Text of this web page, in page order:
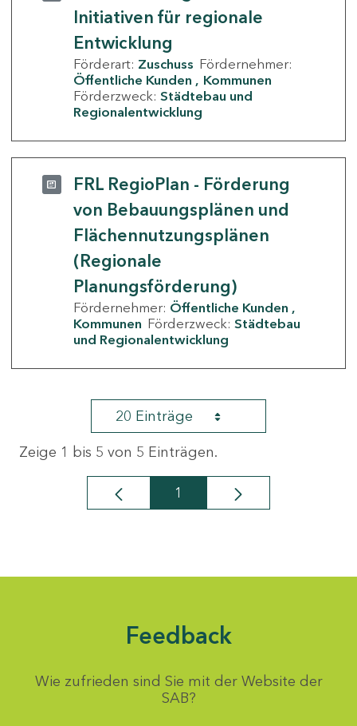
Initiativen für regionale
Entwicklung
Förderart: Zuschuss Fördernehmer:
Öffentliche Kunden
Kommunen
Förderzweck: Städtebau und
Regionalentwicklung
FRL RegioPlan - Förderung
von Bebauungsplänen und
Flächennutzungsplänen
(Regionale
Planungsförderung)
Fördernehmer: Öffentliche Kunden
Kommunen Förderzweck: Städtebau
und Regionalentwicklung
20 Einträge
Zeige 1 bis 5 von 5 Einträgen.
Seite
1
Feedback
Wie zufrieden sind Sie mit der Website der
SAB?